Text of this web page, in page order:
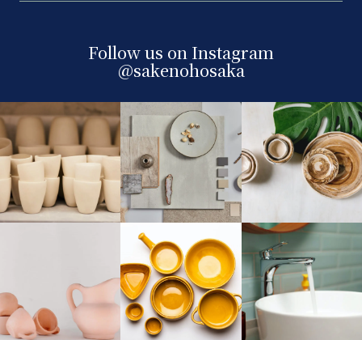
Follow us on Instagram
@sakenohosaka